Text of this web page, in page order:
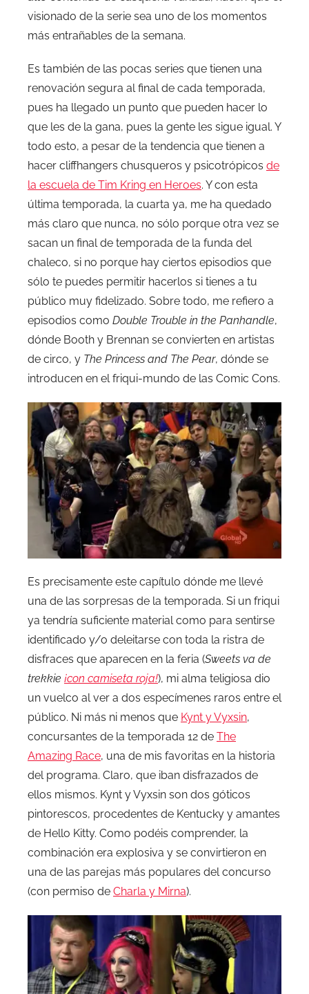
visionado de la serie sea uno de los momentos
más entrañables de la semana.
Es también de las pocas series que tienen una
renovación segura al final de cada temporada,
pues ha llegado un punto que pueden hacer lo
que les de la gana, pues la gente les sigue igual. Y
todo esto, a pesar de la tendencia que tienen a
hacer cliffhangers chusqueros y psicotrópicos de
la escuela de Tim Kring en Heroes. Y con esta
última temporada, la cuarta ya, me ha quedado
más claro que nunca, no sólo porque otra vez se
sacan un final de temporada de la funda del
chaleco, si no porque hay ciertos episodios que
sólo te puedes permitir hacerlos si tienes a tu
público muy fidelizado. Sobre todo, me refiero a
episodios como Double Trouble in the Panhandle,
dónde Booth y Brennan se convierten en artistas
de circo, y The Princess and The Pear, dónde se
introducen en el friqui-mundo de las Comic Cons.
Es precisamente este capítulo dónde me llevé
una de las sorpresas de la temporada. Si un friqui
ya tendría suficiente material como para sentirse
identificado y/o deleitarse con toda la ristra de
disfraces que aparecen en la feria (Sweets va de
trekkie ¡con camiseta roja!), mi alma teligiosa dio
un vuelco al ver a dos especímenes raros entre el
público. Ni más ni menos que Kynt y Vyxsin,
concursantes de la temporada 12 de The
Amazing Race, una de mis favoritas en la historia
del programa. Claro, que iban disfrazados de
ellos mismos. Kynt y Vyxsin son dos góticos
pintorescos, procedentes de Kentucky y amantes
de Hello Kitty. Como podéis comprender, la
combinación era explosiva y se convirtieron en
una de las parejas más populares del concurso
(con permiso de Charla y Mirna).